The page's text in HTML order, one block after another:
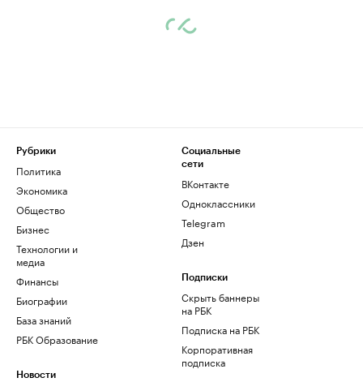
Рубрики
Политика
Экономика
Общество
Бизнес
Технологии и
медиа
Финансы
Биографии
База знаний
РБК Образование
Новости
Социальные
сети
ВКонтакте
Одноклассники
Telegram
Дзен
Подписки
Скрыть баннеры
на РБК
Подписка на РБК
Корпоративная
подписка